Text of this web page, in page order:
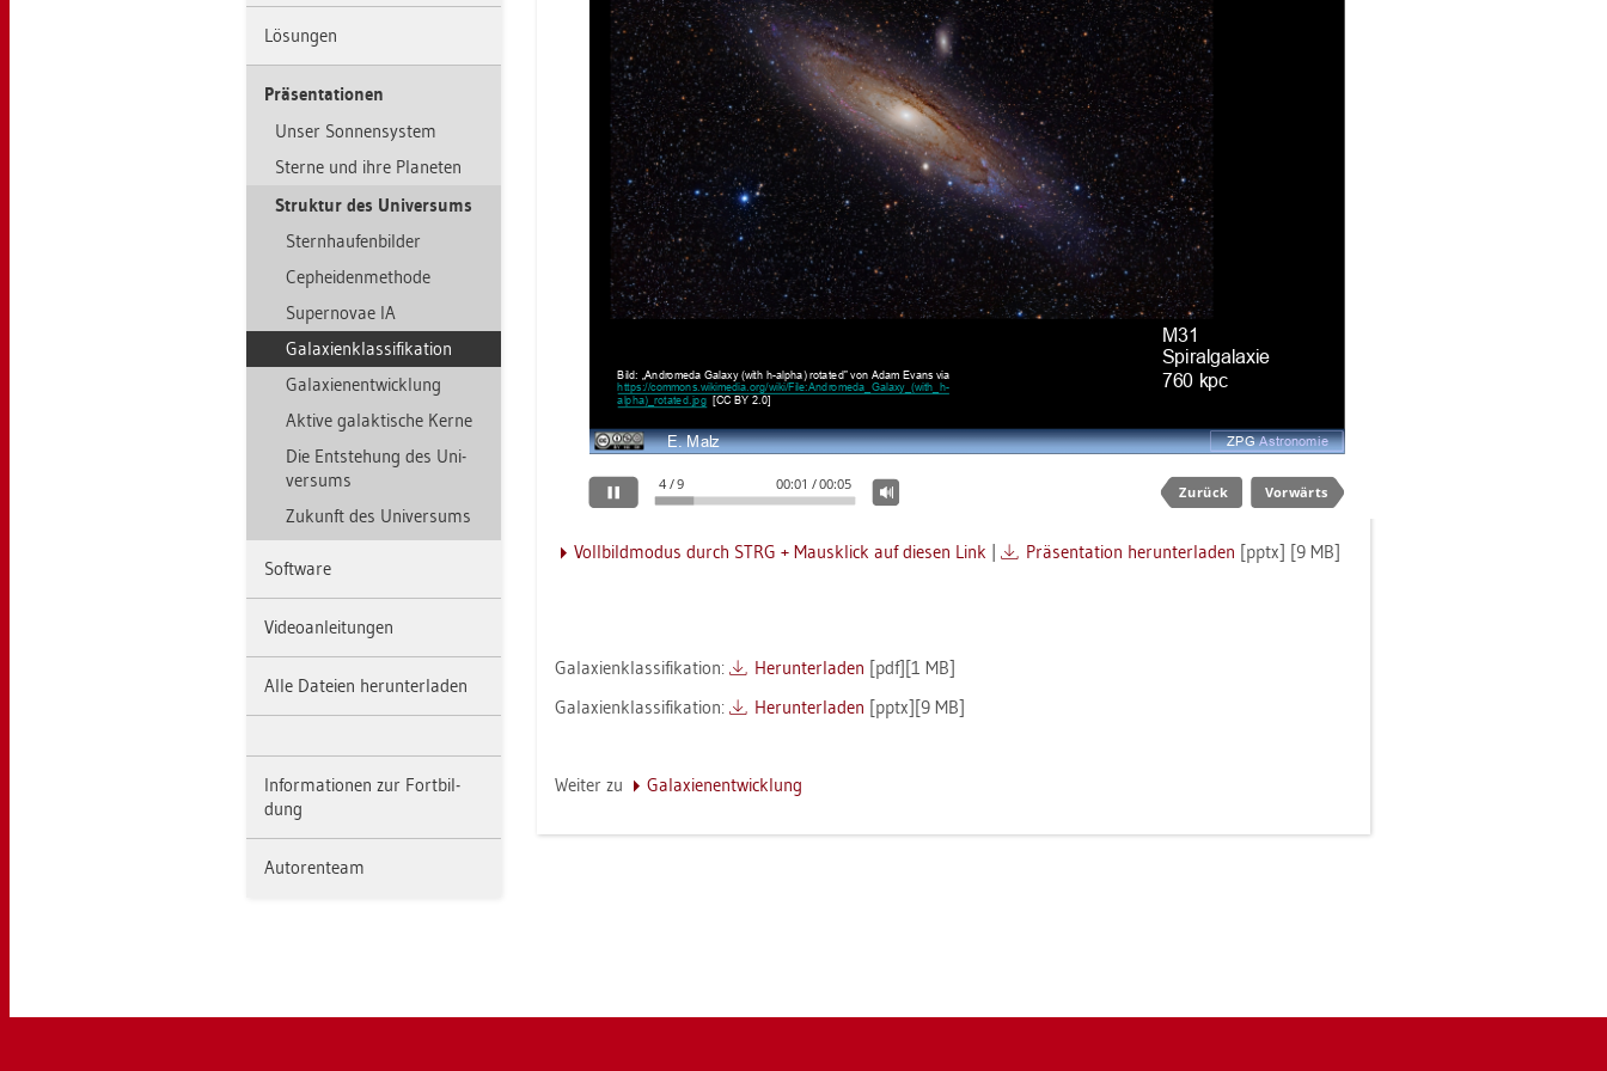
Lö­sun­gen
Prä­sen­ta­tio­nen
Unser Son­nen­sys­tem
Ster­ne und ihre Pla­ne­ten
Struk­tur des Uni­ver­sums
Stern­hau­fen­bil­der
Cep­hei­den­me­tho­de
Su­per­no­vae IA
Ga­la­xi­en­klas­si­fi­ka­ti­on
Ga­la­xien­ent­wick­lung
Ak­ti­ve ga­lak­ti­sche Kerne
Die Ent­ste­hung des Uni­
ver­sums
Zu­kunft des Uni­ver­sums
Soft­ware
Vi­deo­an­lei­tun­gen
Alle Da­tei­en her­un­ter­la­den
In­for­ma­tio­nen zur Fort­bil­
dung
Au­to­ren­team
Voll­bild­mo­dus durch STRG + Maus­klick auf die­sen Link | Prä­sen­ta­ti­on her­un­ter­la­den [pptx] [9 MB]
Ga­la­xi­en­klas­si­fi­ka­ti­on: Her­un­ter­la­den [pdf][1 MB]
Ga­la­xi­en­klas­si­fi­ka­ti­on:
Her­un­ter­la­den [pptx][9 MB]
Wei­ter zu Ga­la­xien­ent­wick­lung